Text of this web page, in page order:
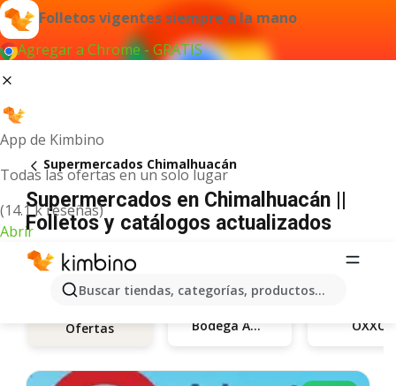
Folletos vigentes siempre a la mano
Agregar a Chrome - GRATIS
App de Kimbino
Todas las ofertas en un solo lugar
(14.1 k reseñas)
Abrir
Buscar tiendas, categorías, productos...
Supermercados Chimalhuacán
Supermercados en Chimalhuacán ||
Folletos y catálogos actualizados
Ofertas Bodega Aurrerá OXXO